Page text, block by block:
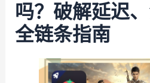
吗？破解延迟
全链条指南